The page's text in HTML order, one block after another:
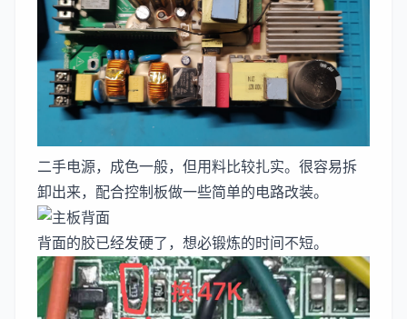
二手电源，成色一般，但用料比较扎实。很容易拆
卸出来，配合控制板做一些简单的电路改装。
背面的胶已经发硬了，想必锻炼的时间不短。